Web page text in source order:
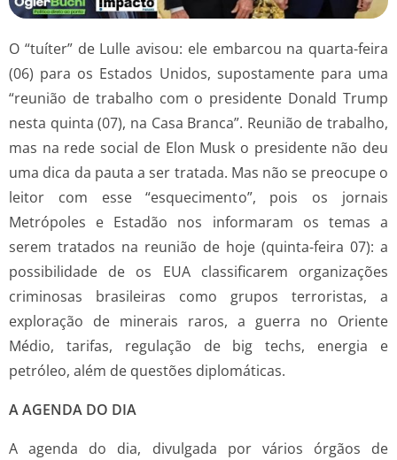
O “tuíter” de Lulle avisou: ele embarcou na quarta-feira
(06) para os Estados Unidos, supostamente para uma
“reunião de trabalho com o presidente Donald Trump
nesta quinta (07), na Casa Branca”. Reunião de trabalho,
mas na rede social de Elon Musk o presidente não deu
uma dica da pauta a ser tratada. Mas não se preocupe o
leitor com esse “esquecimento”, pois os jornais
Metrópoles e Estadão nos informaram os temas a
serem tratados na reunião de hoje (quinta-feira 07): a
possibilidade de os EUA classificarem organizações
criminosas brasileiras como grupos terroristas, a
exploração de minerais raros, a guerra no Oriente
Médio, tarifas, regulação de big techs, energia e
petróleo, além de questões diplomáticas.
A AGENDA DO DIA
A agenda do dia, divulgada por vários órgãos de